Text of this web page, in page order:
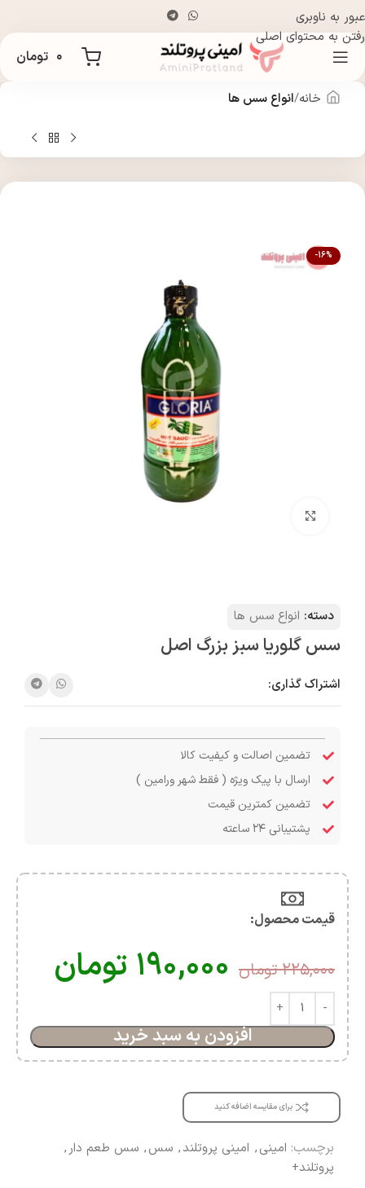
عبور به ناوبری
رفتن به محتوای اصلی
۰ تومان
خانه انواع سس ها
-16%
دسته: انواع سس ها
سس گلوریا سبز بزرگ اصل
اشتراک گذاری:
تضمین اصالت و کیفیت کالا
ارسال با پیک ویژه ( فقط شهر ورامین )
تضمین کمترین قیمت
پشتیبانی ۲۴ ساعته
قیمت محصول:​
۲۲۵,۰۰۰ تومان ۱۹۰,۰۰۰ تومان
افزودن به سبد خرید
برای مقایسه اضافه کنید
برچسب: امینی, امینی پروتلند, سس, سس طعم دار,
پروتلند+